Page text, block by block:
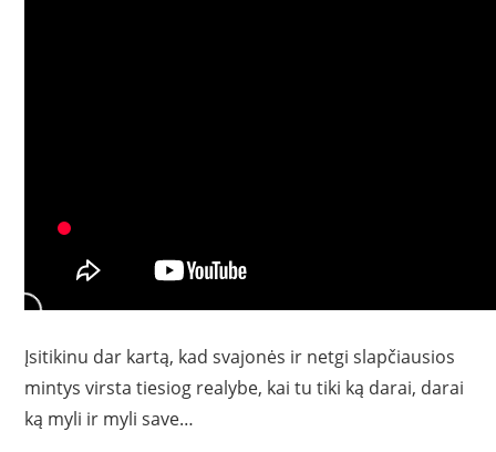
Įsitikinu dar kartą, kad svajonės ir netgi slapčiausios
mintys virsta tiesiog realybe, kai tu tiki ką darai, darai
ką myli ir myli save…